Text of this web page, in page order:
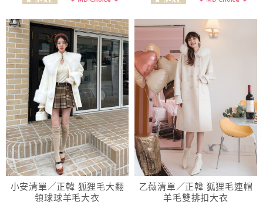
小安清單／正韓 狐狸毛大翻
領球球羊毛大衣
乙薇清單／正韓 狐狸毛連帽
羊毛雙排扣大衣